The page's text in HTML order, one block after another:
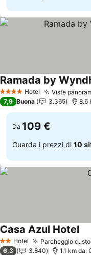
4 Stelle Hotel Viste
Ramada by
7,9 Buona 3.365 8.6
Da 109 €
Guarda i prezzi di 10
2 StelleHotel Parcheggio
Casa Azul Hotel
6,3 3.840 1.1 km da: